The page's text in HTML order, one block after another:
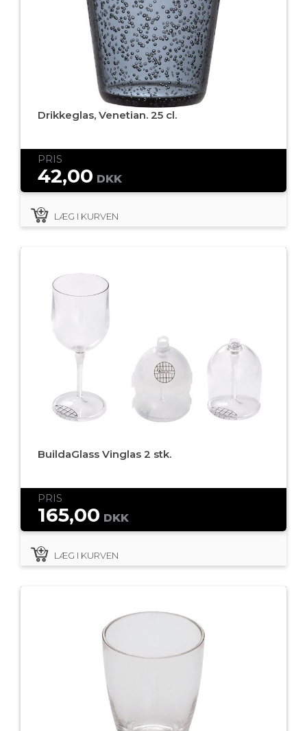
Drikkeglas, Venetian. 25 cl.
PRIS
42,00 DKK
LÆG I KURVEN
BuildaGlass Vinglas 2 stk.
PRIS
165,00 DKK
LÆG I KURVEN